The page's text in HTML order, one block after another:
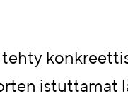
istuttamat